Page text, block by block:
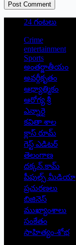
Post Comment
24 గంటలు
Crime
entertainment
Sports
అంతర్జాతీయం
అవర్గీకృతం
ఆధ్యాత్మికం
ఆరోగ్య శ్రీ
ఎన్నారై
కవితా శాల
క్లాస్ రూమ్
గెస్ట్ ఎడిటర్
తెలంగాణ
దక్కన్.కామ్
పీపుల్స్ ‌మీడియా
ప్రచురణలు
బిజినెస్
ముఖ్యాంశాలు
సంకేతం
సాహిత్యం-శోభ